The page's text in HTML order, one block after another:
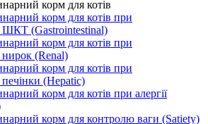
корм для котів
корм для котів при
ШКТ (Gastrointestinal)
корм для котів при
(Renal)
корм для котів при
(Hepatic)
корм для котів при алергії
корм для контролю ваги (Satiety)